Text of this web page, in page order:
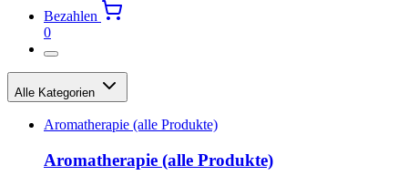
Bezahlen
0
Alle Kategorien
Aromatherapie (alle Produkte)
Aromatherapie (alle Produkte)